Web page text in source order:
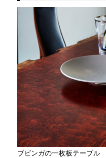
ブビンガの一枚板テーブル